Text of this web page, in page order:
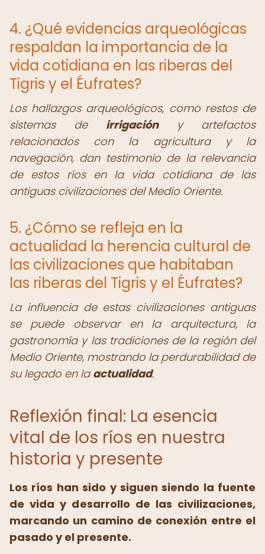
4. ¿Qué evidencias arqueológicas
respaldan la importancia de la
vida cotidiana en las riberas del
Tigris y el Éufrates?
Los hallazgos arqueológicos, como restos de
sistemas de irrigacióny artefactos
relacionados con la agricultura y la
navegación, dan testimonio de la relevancia
de estos ríos en la vida cotidiana de las
antiguas civilizaciones del Medio Oriente.
5. ¿Cómo se refleja en la
actualidad la herencia cultural de
las civilizaciones que habitaban
las riberas del Tigris y el Éufrates?
La influencia de estas civilizaciones antiguas
se puede observar en la arquitectura, la
gastronomía y las tradiciones de la región del
Medio Oriente, mostrando la perdurabilidad de
su legado en la actualidad.
Reflexión final: La esencia
vital de los ríos en nuestra
historia y presente
Los ríos han sido y siguen siendo la fuente
de vida y desarrollo de las civilizaciones,
marcando un camino de conexión entre el
pasado y el presente.